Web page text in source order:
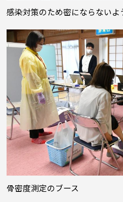
感染対策のため密にならない
骨密度測定のブース